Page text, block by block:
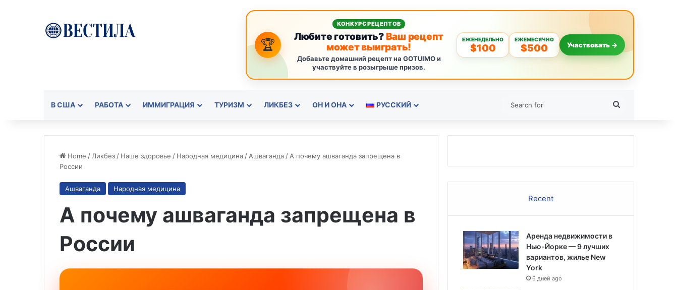
🏆
КОНКУРС РЕЦЕПТОВ
Любите готовить?Ваш рецепт
может выиграть!
Добавьте домашний рецепт на GOTUIMO и
участвуйте в розыгрыше призов.
ЕЖЕНЕДЕЛЬНО
$100
ЕЖЕМЕСЯЧНО
$500 Участвовать →
В США РАБОТА ИММИГРАЦИЯ ТУРИЗМ ЛИКБЕЗ ОН И ОНА РУССКИЙ
Home / Ликбез / Наше здоровье / Народная медицина / Ашваганда / А почему ашваганда запрещена в
России
Ашваганда Народная медицина
А почему ашваганда запрещена в
России
Recent
Аренда недвижимости в
Нью-Йорке — 9 лучших
вариантов, жилье New
York
6 дней ago